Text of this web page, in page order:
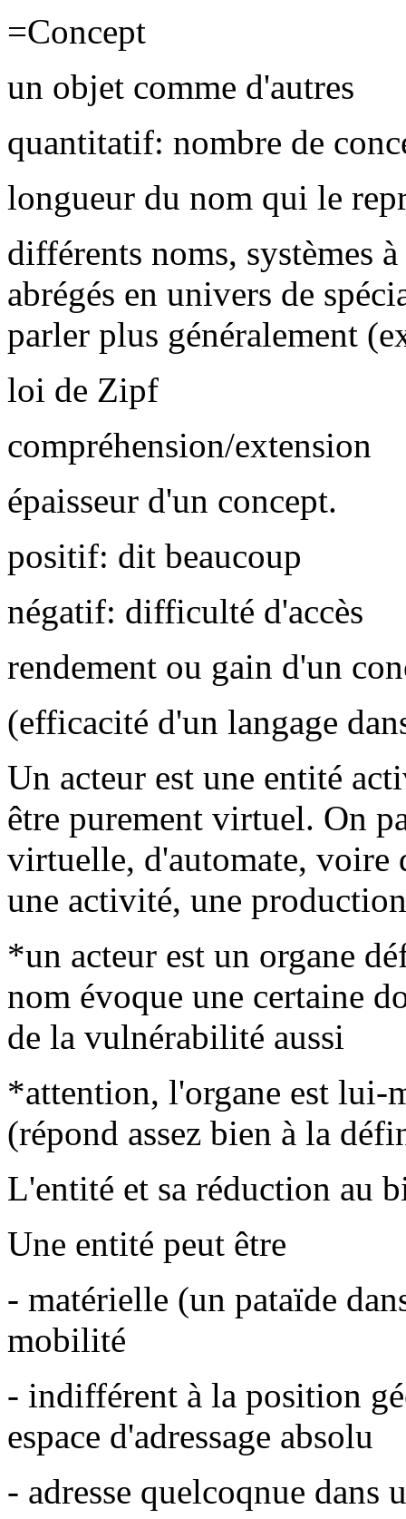
=Concept
un objet comme d'autres
quantitatif: nombre de
longueur du nom qui le
différents noms, systèmes
abrégés en univers de
parler plus généralement
loi de Zipf
compréhension/extension
épaisseur d'un concept.
positif: dit beaucoup
négatif: difficulté d'accès
rendement ou gain d'un
(efficacité d'un langage
Un acteur est une entité
être purement virtuel. On
virtuelle, d'automate, voire
une activité, une
*un acteur est un organe
nom évoque une certaine
de la vulnérabilité aussi
*attention, l'organe est lui-
(répond assez bien à la
L'entité et sa réduction au
Une entité peut être
- matérielle (un pataïde
mobilité
- indifférent à la position
espace d'adressage absolu
- adresse quelcoqnue dans